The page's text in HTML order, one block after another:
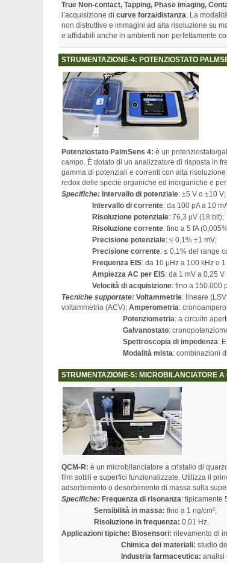
True Non-contact, Tapping, Phase imaging,
l’acquisizione di curve forza/distanza. La
non distruttive e immagini ad alta risoluzione su
e affidabili anche in ambienti non perfettamente
STRUMENTAZIONE-4: POTENZIOSTATO
Potenziostato PalmSens 4: è un potenziostato/
campo. È dotato di un analizzatore di risposta in
gamma di potenziali e correnti con alta
redox delle specie organiche ed inorganiche e
Specifiche: Intervallo di potenziale: ±5 V o ±10 V;
Intervallo di corrente: da 100 pA a 10
Risoluzione potenziale: 76,3 µV (18 bit);
Risoluzione corrente: fino a 5 fA
Precisione potenziale: ≤ 0,1% ±1 mV;
Precisione corrente: ≤ 0,1% del range
Frequenza EIS: da 10 μHz a 100 kHz o
Ampiezza AC per EIS: da 1 mV a 0,25 V
Velocità di acquisizione: fino a 150.000
Tecniche supportate: Voltammetrie: lineare
voltammetria (ACV); Amperometria:
Potenziometria: a circuito
Galvanostato:
Spettroscopia di impedenza:
Modalità mista: combinazioni
STRUMENTAZIONE-5: MICROBILANCIATORE
QCM-R: è un microbilanciatore a cristallo di
film sottili e superfici funzionalizzate. Utilizza il
adsorbimento o desorbimento di massa sulla
Specifiche: Frequenza di risonanza: tipicamente
Sensibilità in massa: fino a 1 ng/cm²;
Risoluzione in frequenza: 0,01 Hz.
Applicazioni tipiche: Biosensori: rilevamento di
Chimica dei materiali: studio
Industria farmaceutica: analisi